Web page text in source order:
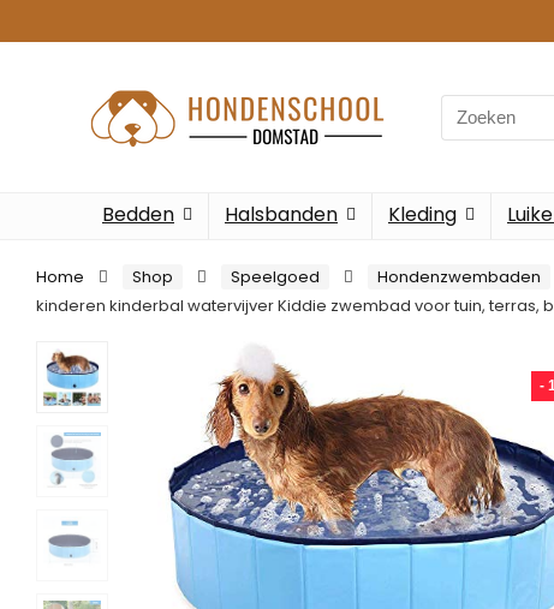
Search
for:
Bedden Halsbanden Kleding
Home Shop Speelgoed Hondenzwembaden
kinderen kinderbal watervijver Kiddie zwembad voor tuin, terras,
-